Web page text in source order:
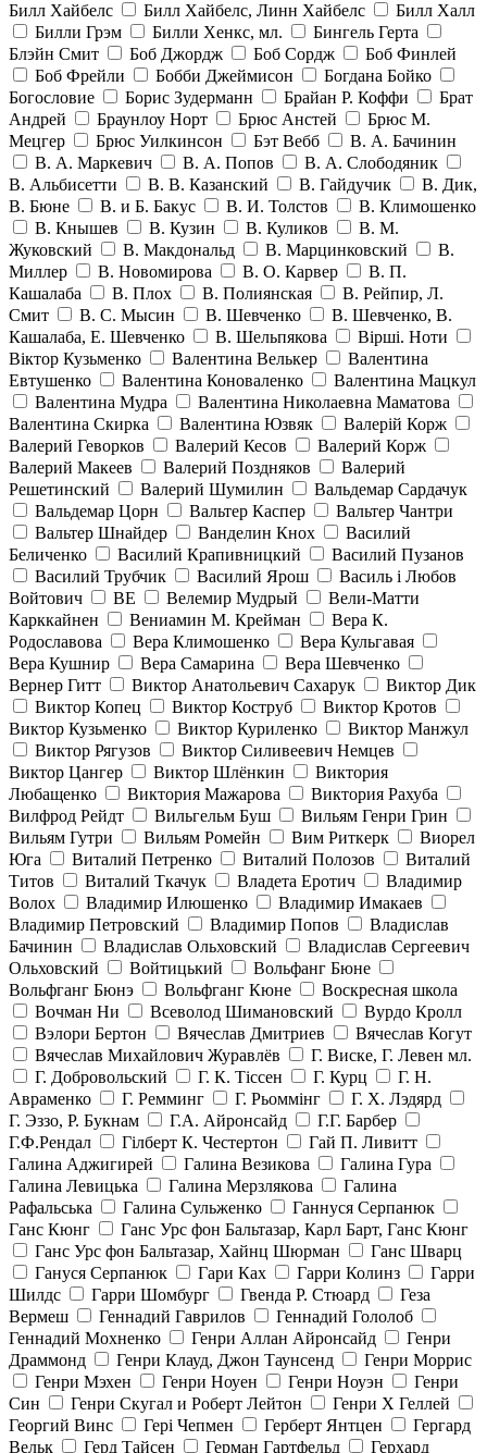
Билл Хайбелс
Билл Хайбелс, Линн Хайбелс
Билл Халл
Билли Грэм
Билли Хенкс, мл.
Бингель Герта
Блэйн Смит
Боб Джордж Боб Сордж
Боб Финлей
Боб Фрейли
Бобби Джеймисон
Богдана Бойко
Богословие
Борис Зудерманн Брайан Р. Коффи
Брат
Андрей
Браунлоу Норт Брюс Анстей
Брюс М.
Мецгер
Брюс Уилкинсон Бэт Вебб
В. А. Бачинин
В. А. Маркевич
В. А. Попов
В. А. Слободяник
В. Альбисетти
В. В. Казанский В. Гайдучик
В. Дик,
В. Бюне
В. и Б. Бакус В. И. Толстов
В. Климошенко
В. Кнышев
В. Кузин В. Куликов
В. М.
Жуковский
В. Макдональд В. Марцинковский
В.
Миллер
В. Новомирова В. О. Карвер
В. П.
Кашалаба
В. Плох В. Полиянская
В. Рейпир, Л.
Смит
В. С. Мысин В. Шевченко
В. Шевченко, В.
Кашалаба, Е. Шевченко
В. Шельпякова
Вiршi. Ноти
Віктор Кузьменко
Валентина Велькер
Валентина
Евтушенко
Валентина Коноваленко
Валентина Мацкул
Валентина Мудра
Валентина Николаевна Маматова
Валентина Скирка
Валентина Юзвяк
Валерій Корж
Валерий Геворков
Валерий Кесов
Валерий Корж
Валерий Макеев
Валерий Поздняков
Валерий
Решетинский
Валерий Шумилин
Вальдемар Сардачук
Вальдемар Цорн
Вальтер Каспер
Вальтер Чантри
Вальтер Шнайдер
Ванделин Кнох
Василий
Беличенко
Василий Крапивницкий
Василий Пузанов
Василий Трубчик
Василий Ярош
Василь і Любов
Войтович
ВЕ Велемир Мудрый
Вели-Матти
Карккайнен
Вениамин М. Крейман
Вера К.
Родославова
Вера Климошенко
Вера Кульгавая
Вера Кушнир
Вера Самарина
Вера Шевченко
Вернер Гитт
Виктор Анатольевич Сахарук
Виктор Дик
Виктор Копец
Виктор Коструб
Виктор Кротов
Виктор Кузьменко
Виктор Куриленко
Виктор Манжул
Виктор Рягузов
Виктор Силивеевич Немцев
Виктор Цангер
Виктор Шлёнкин
Виктория
Любащенко
Виктория Мажарова
Виктория Рахуба
Вилфрод Рейдт
Вильгельм Буш
Вильям Генри Грин
Вильям Гутри
Вильям Ромейн Вим Риткерк
Виорел
Юга
Виталий Петренко Виталий Полозов
Виталий
Титов
Виталий Ткачук Владета Еротич
Владимир
Волох
Владимир Илюшенко
Владимир Имакаев
Владимир Петровский
Владимир Попов
Владислав
Бачинин
Владислав Ольховский
Владислав Сергеевич
Ольховский
Войтицький
Вольфанг Бюне
Вольфганг Бюнэ
Вольфганг Кюне
Воскресная школа
Вочман Ни
Всеволод Шимановский
Вурдо Кролл
Вэлори Бертон
Вячеслав Дмитриев
Вячеслав Когут
Вячеслав Михайлович Журавлёв
Г. Виске, Г. Левен мл.
Г. Добровольский
Г. К. Тiссен Г. Курц
Г. Н.
Авраменко
Г. Ремминг Г. Рьоммінг
Г. Х. Лэдярд
Г. Эззо, Р. Букнам
Г.А. Айронсайд
Г.Г. Барбер
Г.Ф.Рендал
Гілберт К. Честертон
Гай П. Ливитт
Галина Аджигирей
Галина Везикова
Галина Гура
Галина Левицька
Галина Мерзлякова
Галина
Рафальська
Галина Сульженко
Ганнуся Серпанюк
Ганс Кюнг
Ганс Урс фон Бальтазар, Карл Барт, Ганс Кюнг
Ганс Урс фон Бальтазар, Хайнц Шюрман
Ганс Шварц
Гануся Серпанюк
Гари Ках Гарри Колинз
Гарри
Шилдс
Гарри Шомбург Гвенда Р. Стюард
Геза
Вермеш
Геннадий Гаврилов
Геннадий Гололоб
Геннадий Мохненко
Генри Аллан Айронсайд
Генри
Драммонд
Генри Клауд, Джон Таунсенд
Генри Моррис
Генри Мэхен
Генри Ноуен Генри Ноуэн
Генри
Син
Генри Скугал и Роберт Лейтон
Генри Х Геллей
Георгий Винс
Гері Чепмен Герберт Янтцен
Гергард
Вельк
Герд Тайсен Герман Гартфельд Герхард